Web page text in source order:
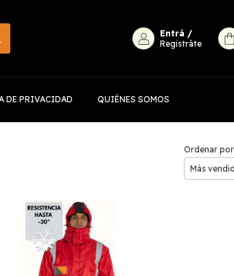
Entrá /
Registráte
DE PRIVACIDAD QUIÉNES SOMOS
Ordenar por